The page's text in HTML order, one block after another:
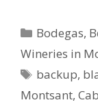
Bodegas,
Wineries in
backup,
Montsant,